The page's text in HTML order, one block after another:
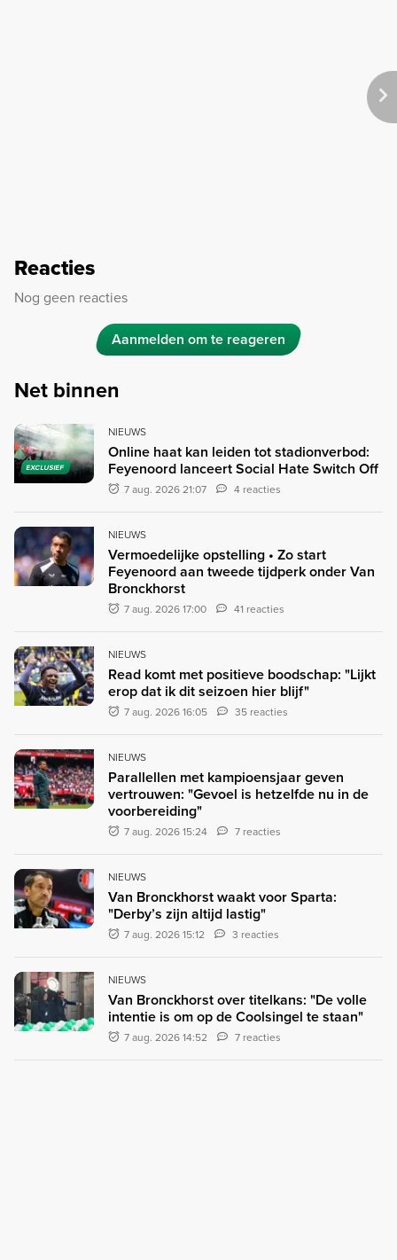
Reacties
Nog geen reacties
Aanmelden om te reageren
Net binnen
EXCLUSIEF
NIEUWS
Online haat kan leiden tot stadionverbod:
Feyenoord lanceert Social Hate Switch Off
7 aug. 2026 21:07 4 reacties
NIEUWS
Vermoedelijke opstelling • Zo start
Feyenoord aan tweede tijdperk onder Van
Bronckhorst
7 aug. 2026 17:00 41 reacties
NIEUWS
Read komt met positieve boodschap: "Lijkt
erop dat ik dit seizoen hier blijf"
7 aug. 2026 16:05 35 reacties
NIEUWS
Parallellen met kampioensjaar geven
vertrouwen: "Gevoel is hetzelfde nu in de
voorbereiding"
7 aug. 2026 15:24 7 reacties
NIEUWS
Van Bronckhorst waakt voor Sparta:
"Derby’s zijn altijd lastig"
7 aug. 2026 15:12 3 reacties
NIEUWS
Van Bronckhorst over titelkans: "De volle
intentie is om op de Coolsingel te staan"
7 aug. 2026 14:52 7 reacties